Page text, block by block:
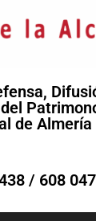
de Almería
/ 608